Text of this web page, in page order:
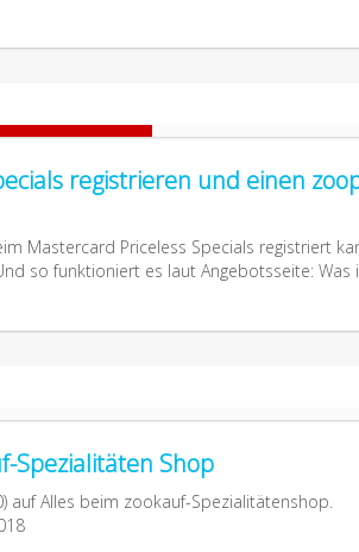
registrieren und einen
Mastercard Priceless Specials registriert
so funktioniert es laut Angebotsseite: Was
Spezialitäten Shop
auf Alles beim zookauf-Spezialitätenshop.